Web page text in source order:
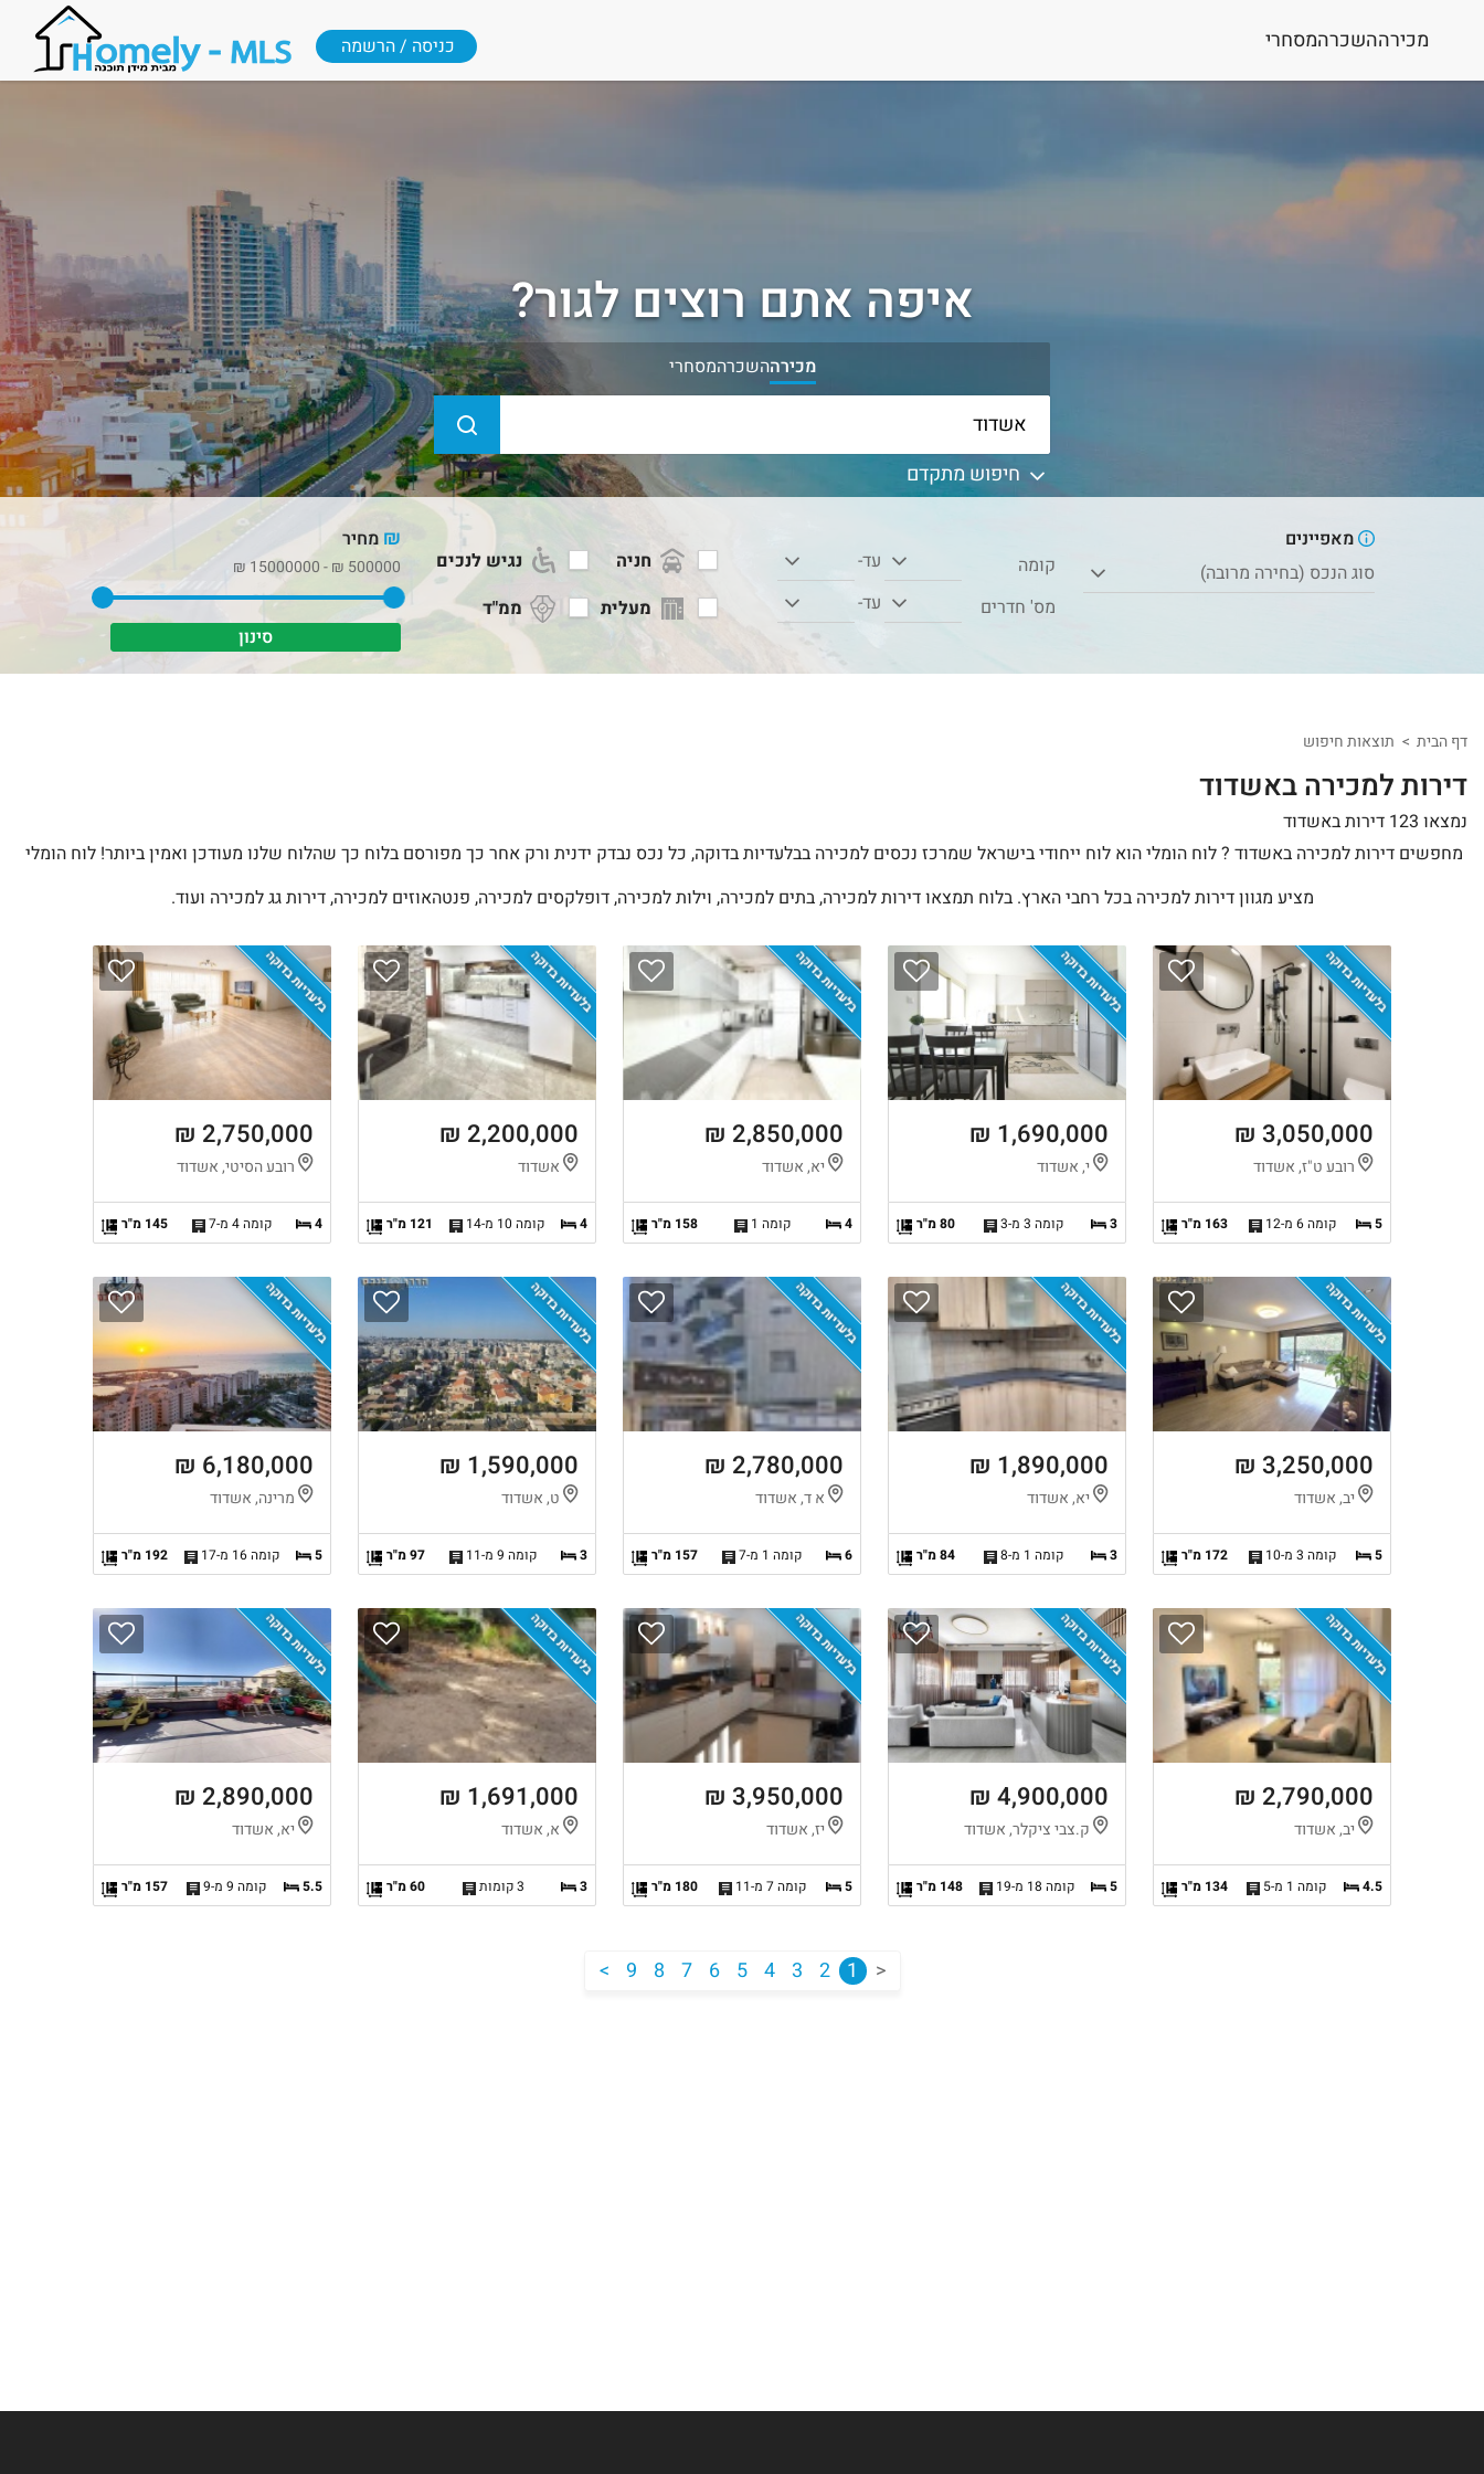
מכירההשכרהמסחרי כניסה / הרשמה
איפה אתם רוצים לגור?
מכירההשכרהמסחרי
חיפוש מתקדם
מאפיינים
סוג הנכס (בחירה מרובה)
קומה
עד-
מס' חדרים
עד-
חניה
נגיש לנכים
מעלית
ממ"ד
₪ מחיר
500000
₪
-
15000000
₪
דף הבית תוצאות חיפוש
דירות למכירה באשדוד
נמצאו 123 דירות באשדוד
מחפשים דירות למכירה באשדוד ? לוח הומלי הוא לוח ייחודי בישראל שמרכז נכסים למכירה בבלעדיות בדוקה, כל נכס נבדק ידנית ורק אחר כך מפורסם בלוח כך שהלוח שלנו מעודכן ואמין ביותר! לוח הומלי
מציע מגוון דירות למכירה בכל רחבי הארץ. בלוח תמצאו דירות למכירה, בתים למכירה, וילות למכירה, דופלקסים למכירה, פנטהאוזים למכירה, דירות גג למכירה ועוד.
בלעדיות בדוקה
3,050,000 ₪
רובע ט"ז, אשדוד
5 קומה 6 מ-12 163 מ"ר
בלעדיות בדוקה
1,690,000 ₪
י, אשדוד
3 קומה 3 מ-3 80 מ"ר
בלעדיות בדוקה
2,850,000 ₪
יא, אשדוד
4 קומה 1 158 מ"ר
בלעדיות בדוקה
2,200,000 ₪
אשדוד
4 קומה 10 מ-14 121 מ"ר
בלעדיות בדוקה
2,750,000 ₪
רובע הסיטי, אשדוד
4 קומה 4 מ-7 145 מ"ר
בלעדיות בדוקה
3,250,000 ₪
יב, אשדוד
5 קומה 3 מ-10 172 מ"ר
בלעדיות בדוקה
1,890,000 ₪
יא, אשדוד
3 קומה 1 מ-8 84 מ"ר
בלעדיות בדוקה
2,780,000 ₪
א ד, אשדוד
6 קומה 1 מ-7 157 מ"ר
בלעדיות בדוקה
1,590,000 ₪
ט, אשדוד
3 קומה 9 מ-11 97 מ"ר
בלעדיות בדוקה
6,180,000 ₪
מרינה, אשדוד
5 קומה 16 מ-17 192 מ"ר
בלעדיות בדוקה
2,790,000 ₪
יב, אשדוד
4.5 קומה 1 מ-5 134 מ"ר
בלעדיות בדוקה
4,900,000 ₪
ק.צבי ציקלר, אשדוד
5 קומה 18 מ-19 148 מ"ר
בלעדיות בדוקה
3,950,000 ₪
יז, אשדוד
5 קומה 7 מ-11 180 מ"ר
בלעדיות בדוקה
1,691,000 ₪
א, אשדוד
3 3 קומות 60 מ"ר
בלעדיות בדוקה
2,890,000 ₪
יא, אשדוד
5.5 קומה 9 מ-9 157 מ"ר
>
1
2
3
4
5
6
7
8
9
<